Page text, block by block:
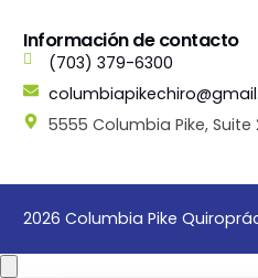
Información de contacto
(703) 379-6300
5555 Columbia Pike, Suite
2026 Columbia Pike